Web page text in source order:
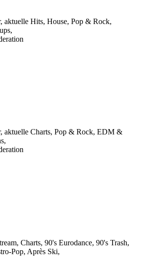
aktuelle Hits, House, Pop & Rock,
aktuelle Charts, Pop & Rock, EDM &
Charts, 90's Eurodance, 90's Trash,
Pop, Après Ski,